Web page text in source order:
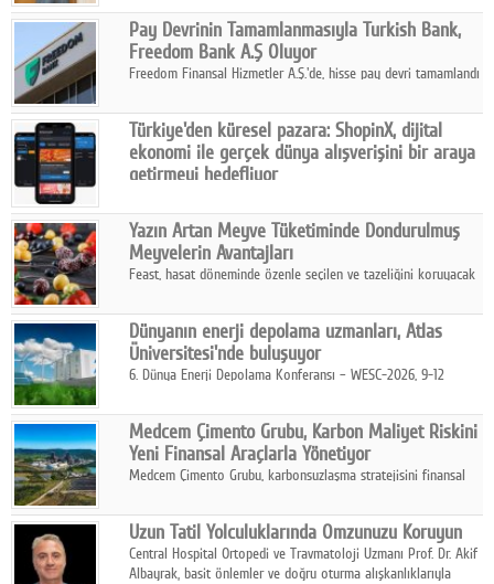
Pay Devrinin Tamamlanmasıyla Turkish Bank,
Freedom Bank A.Ş Oluyor
Freedom Finansal Hizmetler A.Ş.'de, hisse pay devri tamamlandı
Turkish Bank'ın ticaret unvanının “Freedom Bank A.Ş.” olmasına
karar verildi.
Türkiye'den küresel pazara: ShopinX, dijital
ekonomi ile gerçek dünya alışverişini bir araya
getirmeyi hedefliyor
ekonomi ile gerçek dünya alışveriş deneyimi arasında köprü
kurmayı hedefleyen vizyonuyla uluslararası pazarlara açılıyor.
Yazın Artan Meyve Tüketiminde Dondurulmuş
Meyvelerin Avantajları
Feast, hasat döneminde özenle seçilen ve tazeliğini koruyacak
pratik, güvenilir ve lezzetli bir alternatif sunuyor.
Dünyanın enerji depolama uzmanları, Atlas
Üniversitesi'nde buluşuyor
6. Dünya Enerji Depolama Konferansı – WESC-2026, 9-12
sahipliğinde gerçekleştirilecek.
Medcem Çimento Grubu, Karbon Maliyet Riskini
Yeni Finansal Araçlarla Yönetiyor
Medcem Çimento Grubu, karbonsuzlaşma stratejisini finansal
Uzun Tatil Yolculuklarında Omzunuzu Koruyun
Central Hospital Ortopedi ve Travmatoloji Uzmanı Prof. Dr. Akif
Albayrak, basit önlemler ve doğru oturma alışkanlıklarıyla